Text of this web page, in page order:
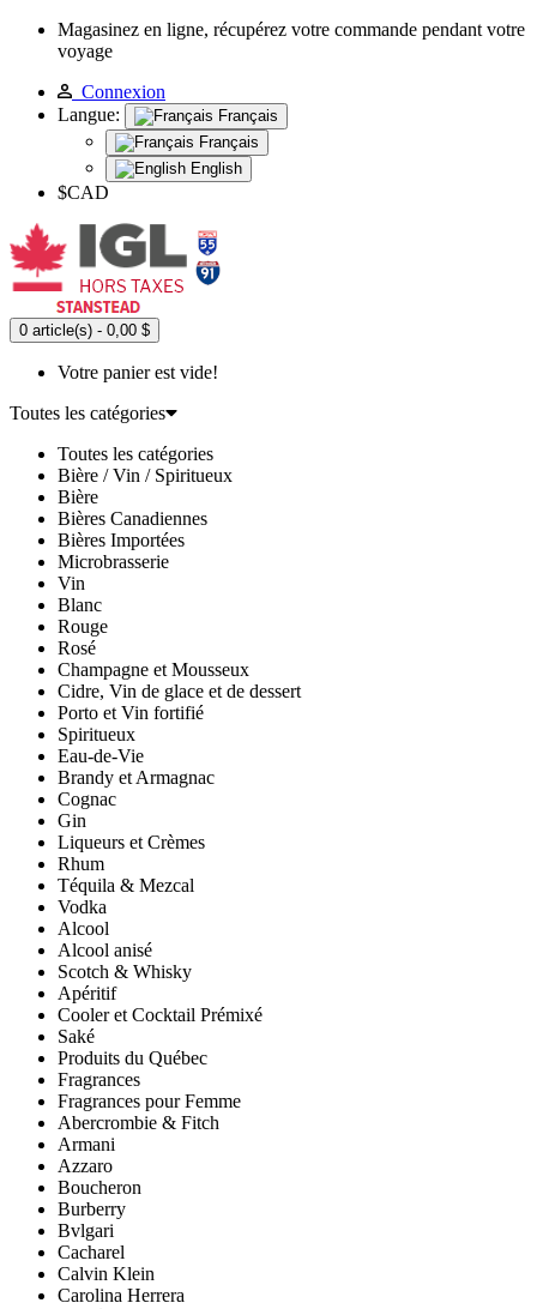
Magasinez en ligne, récupérez votre commande pendant votre
voyage
Connexion
Langue:
Français
Français
English
$CAD
0 article(s) - 0,00 $
Votre panier est vide!
Toutes les catégories
Toutes les catégories
Bière / Vin / Spiritueux
Bière
Bières Canadiennes
Bières Importées
Microbrasserie
Vin
Blanc
Rouge
Rosé
Champagne et Mousseux
Cidre, Vin de glace et de dessert
Porto et Vin fortifié
Spiritueux
Eau-de-Vie
Brandy et Armagnac
Cognac
Gin
Liqueurs et Crèmes
Rhum
Téquila & Mezcal
Vodka
Alcool
Alcool anisé
Scotch & Whisky
Apéritif
Cooler et Cocktail Prémixé
Saké
Produits du Québec
Fragrances
Fragrances pour Femme
Abercrombie & Fitch
Armani
Azzaro
Boucheron
Burberry
Bvlgari
Cacharel
Calvin Klein
Carolina Herrera